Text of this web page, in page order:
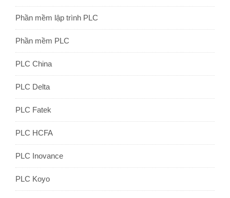
Phần mềm lập trình PLC
Phần mềm PLC
PLC China
PLC Delta
PLC Fatek
PLC HCFA
PLC Inovance
PLC Koyo